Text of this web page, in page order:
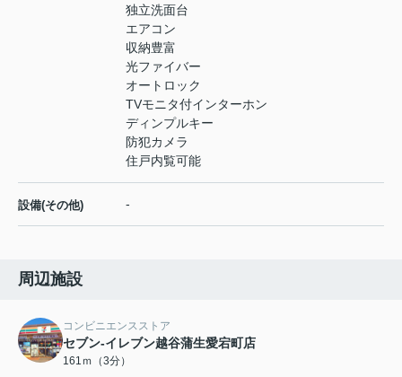
独立洗面台
エアコン
収納豊富
光ファイバー
オートロック
TVモニタ付インターホン
ディンプルキー
防犯カメラ
住戸内覧可能
設備(その他) -
周辺施設
コンビニエンスストア
セブン-イレブン越谷蒲生愛宕町店
161ｍ（3分）